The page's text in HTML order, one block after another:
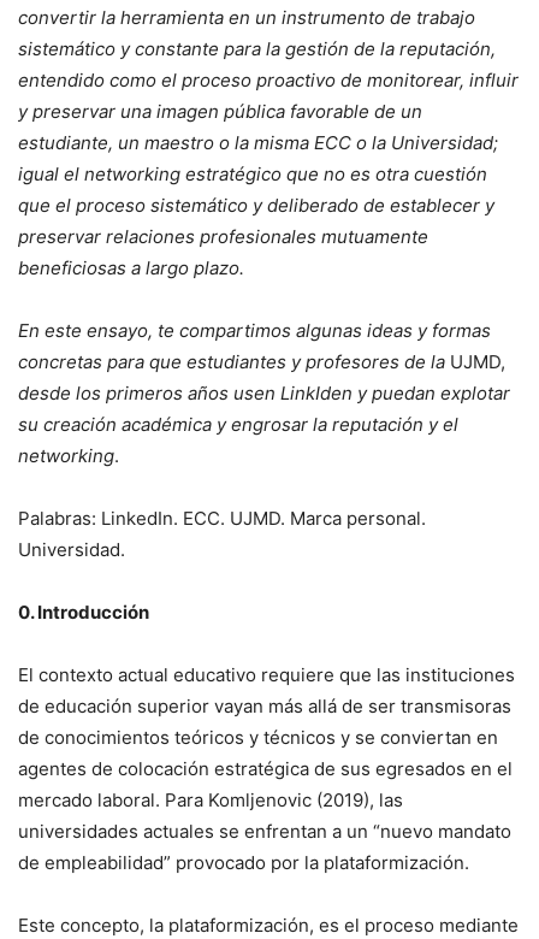
convertir la herramienta en un instrumento de trabajo
sistemático y constante para la gestión de la reputación,
entendido como el proceso proactivo de monitorear, influir
y preservar una imagen pública favorable de un
estudiante, un maestro o la misma ECC o la Universidad;
igual el networking estratégico que no es otra cuestión
que el proceso sistemático y deliberado de establecer y
preservar relaciones profesionales mutuamente
beneficiosas a largo plazo.
En este ensayo, te compartimos algunas ideas y formas
concretas para que estudiantes y profesores de la UJMD,
desde los primeros años usen LinkIden y puedan explotar
su creación académica y engrosar la reputación y el
networking.
Palabras: LinkedIn. ECC. UJMD. Marca personal.
Universidad.
0. Introducción
El contexto actual educativo requiere que las instituciones
de educación superior vayan más allá de ser transmisoras
de conocimientos teóricos y técnicos y se conviertan en
agentes de colocación estratégica de sus egresados en el
mercado laboral. Para Komljenovic (2019), las
universidades actuales se enfrentan a un “nuevo mandato
de empleabilidad” provocado por la plataformización.
Este concepto, la plataformización, es el proceso mediante